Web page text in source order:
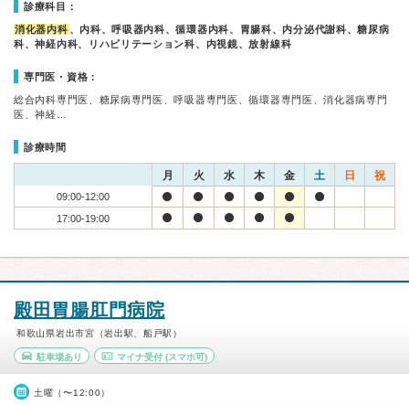
診療科目：
消化器内科 、内科、呼吸器内科、循環器内科、胃腸科、内分泌代謝科、糖尿病
科、神経内科、リハビリテーション科、内視鏡、放射線科
専門医・資格：
総合内科専門医、糖尿病専門医、呼吸器専門医、循環器専門医、消化器病専門
医、神経…
診療時間
月 火 水 木 金 土 日 祝
09:00-12:00
17:00-19:00
殿田胃腸肛門病院
和歌山県岩出市宮（岩出駅、船戸駅）
駐車場あり マイナ受付(スマホ可)
土曜（〜12:00）